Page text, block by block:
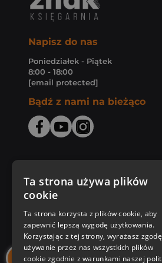
Napisz do nas
Poniedziałek - Piątek
8:00 - 18:00
[email protected]
Bądź z nami na bieżąco
Zakupy u nas
Nasza oferta
Nasi autorzy
Ta strona używa plików
cookie
Ta strona korzysta z plików cookie, aby
zapewnić lepszą wygodę użytkowania.
Korzystając z tej strony, wyrażasz
używanie przez nas wszystkich plików
cookie zgodnie z warunkami naszej